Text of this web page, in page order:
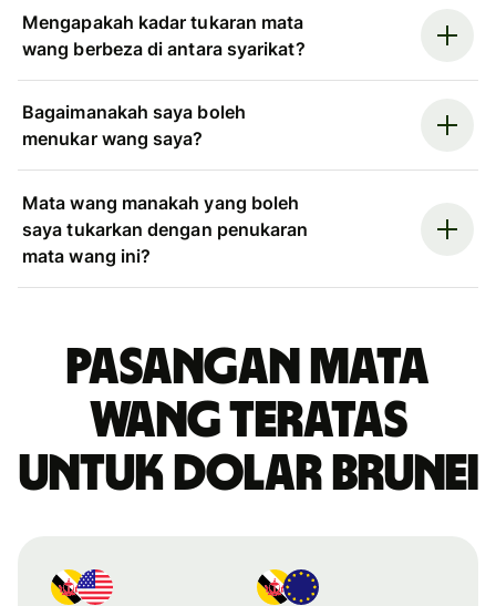
Mengapakah kadar tukaran mata
wang berbeza di antara syarikat?
Bagaimanakah saya boleh
menukar wang saya?
Mata wang manakah yang boleh
saya tukarkan dengan penukaran
mata wang ini?
Pasangan mata
wang teratas
untuk dolar Brunei